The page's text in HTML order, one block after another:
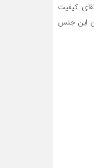
صرف ارتقای کیفیت
تامین این جنس